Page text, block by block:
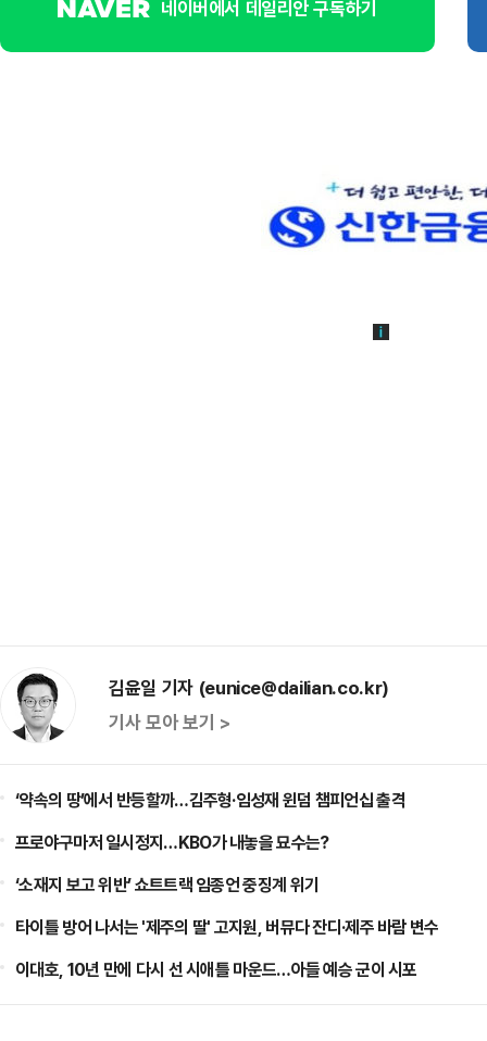
네이버에서 데일리안 구독하기
김윤일 기자 (eunice@dailian.co.kr)
기사 모아 보기 >
‘약속의 땅’에서 반등할까…김주형·임성재 윈덤 챔피언십 출격
프로야구마저 일시정지…KBO가 내놓을 묘수는?
‘소재지 보고 위반’ 쇼트트랙 임종언 중징계 위기
타이틀 방어 나서는 '제주의 딸' 고지원, 버뮤다 잔디·제주 바람 변수
이대호, 10년 만에 다시 선 시애틀 마운드…아들 예승 군이 시포